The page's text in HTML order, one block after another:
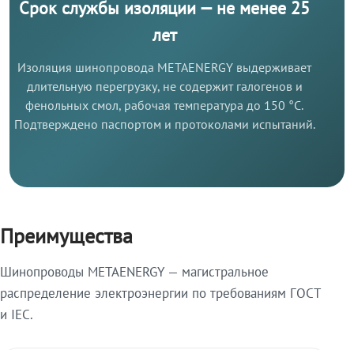
Срок службы изоляции — не менее 25
лет
Изоляция шинопровода METAENERGY выдерживает
длительную перегрузку, не содержит галогенов и
фенольных смол, рабочая температура до 150 °C.
Подтверждено паспортом и протоколами испытаний.
Преимущества
Шинопроводы METAENERGY — магистральное
распределение электроэнергии по требованиям ГОСТ
и IEC.